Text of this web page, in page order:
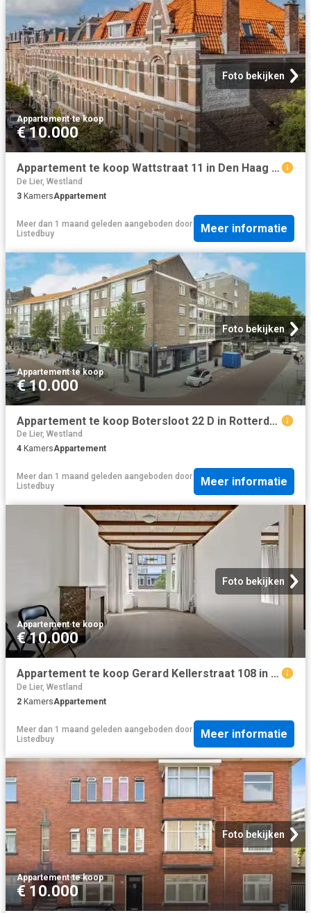
Foto bekijken
Appartement·te koop
€ 10.000
Appartement te koop Wattstraat 11 in Den Haag voor € 400.000
De Lier, Westland
3 KamersAppartement
Meer dan 1 maand geleden aangeboden door
Listedbuy
Meer informatie
Foto bekijken
Appartement·te koop
€ 10.000
Appartement te koop Botersloot 22 D in Rotterdam voor € 329.950
De Lier, Westland
4 KamersAppartement
Meer dan 1 maand geleden aangeboden door
Listedbuy
Meer informatie
Foto bekijken
Appartement·te koop
€ 10.000
Appartement te koop Gerard Kellerstraat 108 in Den Haag voor €.
De Lier, Westland
2 KamersAppartement
Meer dan 1 maand geleden aangeboden door
Listedbuy
Meer informatie
Foto bekijken
Appartement·te koop
€ 10.000